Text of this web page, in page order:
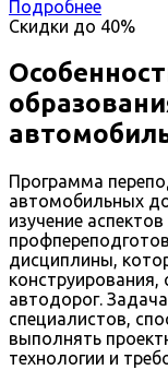
Подробнее
Скидки до 40%
Программа
автомобильных
изучение
дисциплины,
конструирования,
автодорог.
специалистов,
выполнять
технологии и